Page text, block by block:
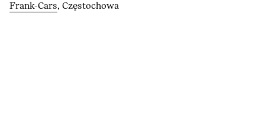
Frank-Cars, Częstochowa